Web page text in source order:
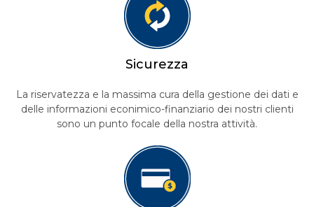
Sicurezza
La riservatezza e la massima cura della gestione dei dati e
delle informazioni econimico-finanziario dei nostri clienti
sono un punto focale della nostra attività.